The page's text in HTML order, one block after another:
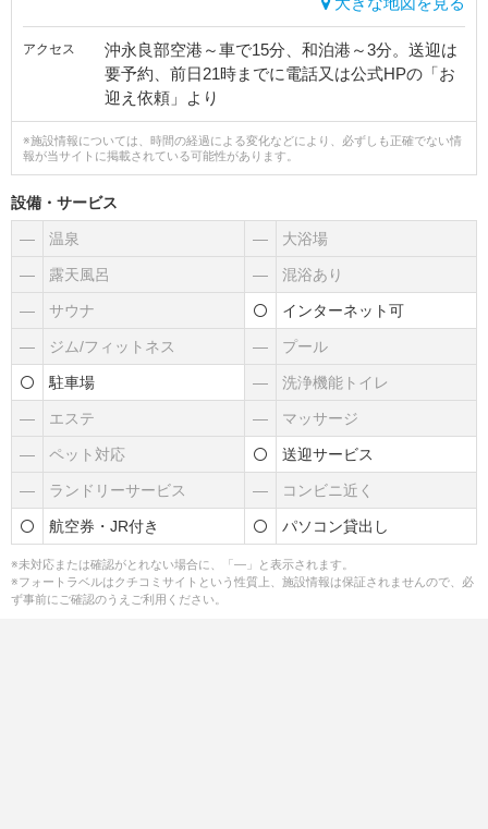
アクセス
沖永良部空港～車で15分、和泊港～3分。送迎は
要予約、前日21時までに電話又は公式HPの「お
迎え依頼」より
※施設情報については、時間の経過による変化などにより、必ずしも正確でない情
報が当サイトに掲載されている可能性があります。
設備・サービス
― 温泉 ― 大浴場
― 露天風呂 ― 混浴あり
― サウナ インターネット可
― ジム/フィットネス ― プール
駐車場 ― 洗浄機能トイレ
― エステ ― マッサージ
― ペット対応 送迎サービス
― ランドリーサービス ― コンビニ近く
航空券・JR付き パソコン貸出し
※未対応または確認がとれない場合に、「―」と表示されます。
※フォートラベルはクチコミサイトという性質上、施設情報は保証されませんので、必
ず事前にご確認のうえご利用ください。